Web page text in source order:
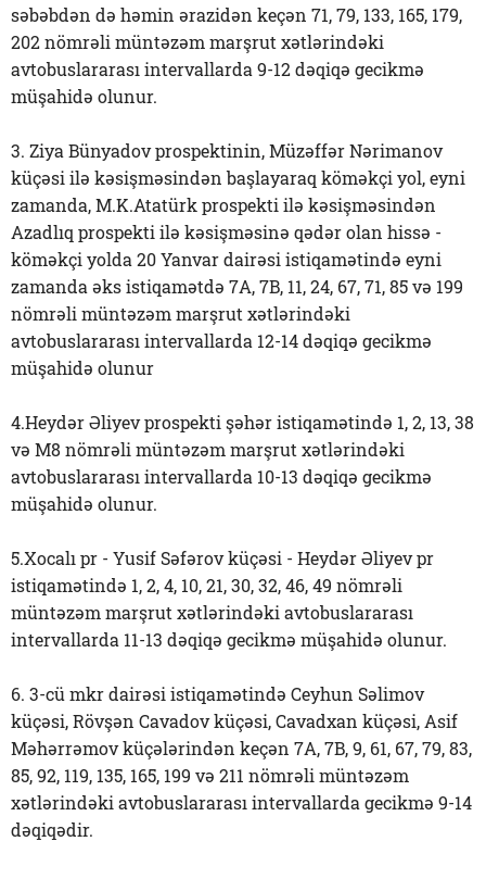
səbəbdən də həmin ərazidən keçən 71, 79, 133, 165, 179,
202 nömrəli müntəzəm marşrut xətlərindəki
avtobuslararası intervallarda 9-12 dəqiqə gecikmə
müşahidə olunur.
3. Ziya Bünyadov prospektinin, Müzəffər Nərimanov
küçəsi ilə kəsişməsindən başlayaraq köməkçi yol, eyni
zamanda, M.K.Atatürk prospekti ilə kəsişməsindən
Azadlıq prospekti ilə kəsişməsinə qədər olan hissə -
köməkçi yolda 20 Yanvar dairəsi istiqamətində eyni
zamanda əks istiqamətdə 7A, 7B, 11, 24, 67, 71, 85 və 199
nömrəli müntəzəm marşrut xətlərindəki
avtobuslararası intervallarda 12-14 dəqiqə gecikmə
müşahidə olunur
4.Heydər Əliyev prospekti şəhər istiqamətində 1, 2, 13, 38
və M8 nömrəli müntəzəm marşrut xətlərindəki
avtobuslararası intervallarda 10-13 dəqiqə gecikmə
müşahidə olunur.
5.Xocalı pr - Yusif Səfərov küçəsi - Heydər Əliyev pr
istiqamətində 1, 2, 4, 10, 21, 30, 32, 46, 49 nömrəli
müntəzəm marşrut xətlərindəki avtobuslararası
intervallarda 11-13 dəqiqə gecikmə müşahidə olunur.
6. 3-cü mkr dairəsi istiqamətində Ceyhun Səlimov
küçəsi, Rövşən Cavadov küçəsi, Cavadxan küçəsi, Asif
Məhərrəmov küçələrindən keçən 7A, 7B, 9, 61, 67, 79, 83,
85, 92, 119, 135, 165, 199 və 211 nömrəli müntəzəm
xətlərindəki avtobuslararası intervallarda gecikmə 9-14
dəqiqədir.